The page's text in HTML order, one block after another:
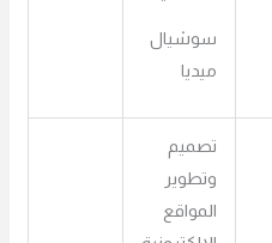
سوشيال
ميديا
تصميم
وتطوير
المواقع